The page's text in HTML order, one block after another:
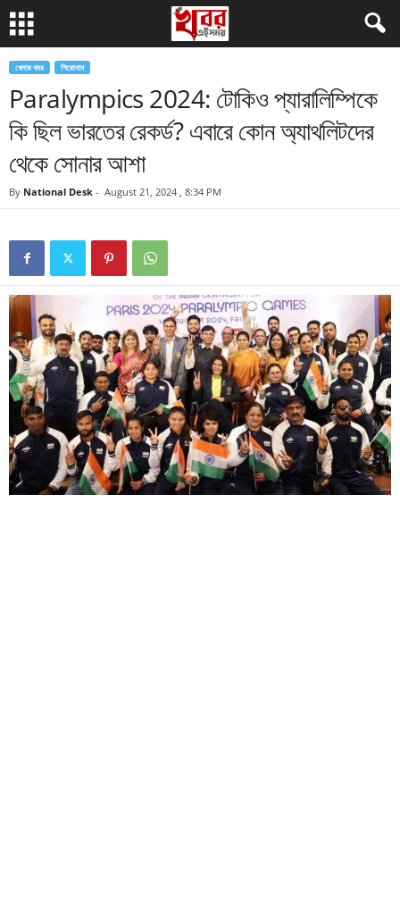
খেলার খবর শিরোনাম
Paralympics 2024: টোকিও প্যারালিম্পিকে
কি ছিল ভারতের রেকর্ড? এবারে কোন অ্যাথলিটদের
থেকে সোনার আশা
By National Desk - August 21, 2024 , 8:34 PM